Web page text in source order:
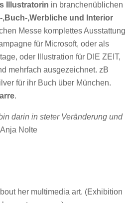
Illustratorin in branchenüblichen
,Buch-,Werbliche und Interior
Messe komplettes Ausstattung
für Microsoft, oder als
oder Illustration für DIE ZEIT,
mehrfach ausgezeichnet. zB
für ihr Buch über München.
.
darin in steter Veränderung und
Anja Nolte
her multimedia art. (Exhibition